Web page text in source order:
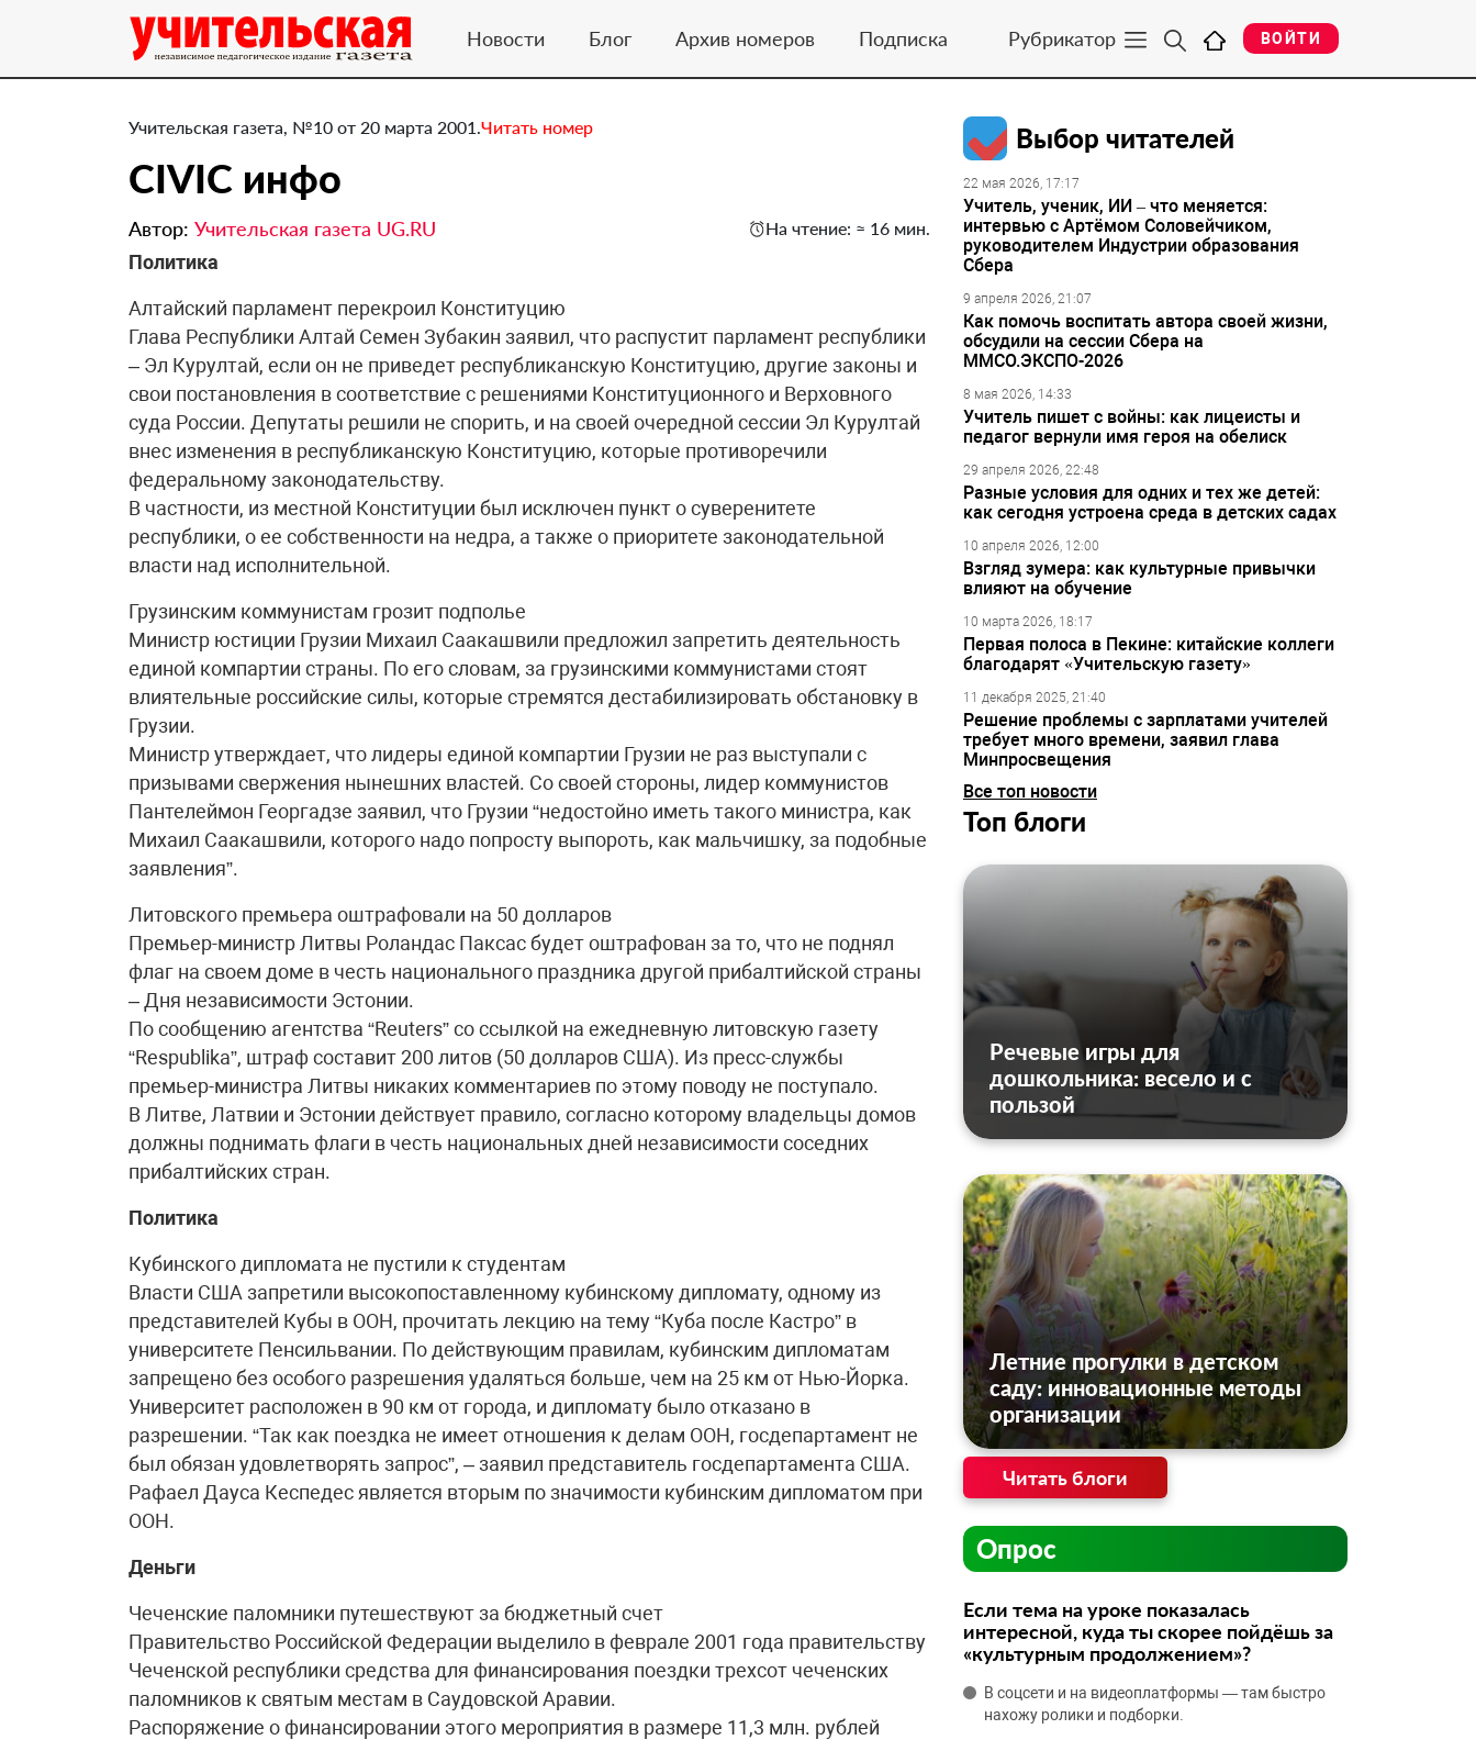
Новости Блог Архив номеров Подписка Рубрикатор ВОЙТИ
Учительская газета, №10 от 20 марта 2001.Читать номер
CIVIC инфо
Автор: Учительская газета UG.RU На чтение: ≈ 16 мин.
Политика
Алтайский парламент перекроил Конституцию
Глава Республики Алтай Семен Зубакин заявил, что распустит парламент республики
– Эл Курултай, если он не приведет республиканскую Конституцию, другие законы и
свои постановления в соответствие с решениями Конституционного и Верховного
суда России. Депутаты решили не спорить, и на своей очередной сессии Эл Курултай
внес изменения в республиканскую Конституцию, которые противоречили
федеральному законодательству.
В частности, из местной Конституции был исключен пункт о суверенитете
республики, о ее собственности на недра, а также о приоритете законодательной
власти над исполнительной.
Грузинским коммунистам грозит подполье
Министр юстиции Грузии Михаил Саакашвили предложил запретить деятельность
единой компартии страны. По его словам, за грузинскими коммунистами стоят
влиятельные российские силы, которые стремятся дестабилизировать обстановку в
Грузии.
Министр утверждает, что лидеры единой компартии Грузии не раз выступали с
призывами свержения нынешних властей. Со своей стороны, лидер коммунистов
Пантелеймон Георгадзе заявил, что Грузии “недостойно иметь такого министра, как
Михаил Саакашвили, которого надо попросту выпороть, как мальчишку, за подобные
заявления”.
Литовского премьера оштрафовали на 50 долларов
Премьер-министр Литвы Роландас Паксас будет оштрафован за то, что не поднял
флаг на своем доме в честь национального праздника другой прибалтийской страны
– Дня независимости Эстонии.
По сообщению агентства “Reuters” со ссылкой на ежедневную литовскую газету
“Respublika”, штраф составит 200 литов (50 долларов США). Из пресс-службы
премьер-министра Литвы никаких комментариев по этому поводу не поступало.
В Литве, Латвии и Эстонии действует правило, согласно которому владельцы домов
должны поднимать флаги в честь национальных дней независимости соседних
прибалтийских стран.
Политика
Кубинского дипломата не пустили к студентам
Власти США запретили высокопоставленному кубинскому дипломату, одному из
представителей Кубы в ООН, прочитать лекцию на тему “Куба после Кастро” в
университете Пенсильвании. По действующим правилам, кубинским дипломатам
запрещено без особого разрешения удаляться больше, чем на 25 км от Нью-Йорка.
Университет расположен в 90 км от города, и дипломату было отказано в
разрешении. “Так как поездка не имеет отношения к делам ООН, госдепартамент не
был обязан удовлетворять запрос”, – заявил представитель госдепартамента США.
Рафаел Дауса Кеспедес является вторым по значимости кубинским дипломатом при
ООН.
Деньги
Чеченские паломники путешествуют за бюджетный счет
Правительство Российской Федерации выделило в феврале 2001 года правительству
Чеченской республики средства для финансирования поездки трехсот чеченских
паломников к святым местам в Саудовской Аравии.
Распоряжение о финансировании этого мероприятия в размере 11,3 млн. рублей
Выбор читателей
22 мая 2026, 17:17
Учитель, ученик, ИИ – что меняется:
интервью с Артёмом Соловейчиком,
руководителем Индустрии образования
Сбера
9 апреля 2026, 21:07
Как помочь воспитать автора своей жизни,
обсудили на сессии Сбера на
ММСО.ЭКСПО-2026
8 мая 2026, 14:33
Учитель пишет с войны: как лицеисты и
педагог вернули имя героя на обелиск
29 апреля 2026, 22:48
Разные условия для одних и тех же детей:
как сегодня устроена среда в детских садах
10 апреля 2026, 12:00
Взгляд зумера: как культурные привычки
влияют на обучение
10 марта 2026, 18:17
Первая полоса в Пекине: китайские коллеги
благодарят «Учительскую газету»
11 декабря 2025, 21:40
Решение проблемы с зарплатами учителей
требует много времени, заявил глава
Минпросвещения
Все топ новости
Топ блоги
Речевые игры для
дошкольника: весело и с
пользой
Летние прогулки в детском
саду: инновационные методы
организации
Читать блоги
Опрос
Если тема на уроке показалась
интересной, куда ты скорее пойдёшь за
«культурным продолжением»?
В соцсети и на видеоплатформы — там быстро
нахожу ролики и подборки.